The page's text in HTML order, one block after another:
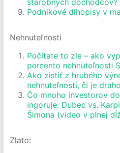
starobných dôchodcov?
Podnikové dlhopisy v
Nehnuteľnosti
Počítate to zle – ako
percento nehnuteľnosti
Ako zistiť z hrubého
nehnuteľnosti, či je
Čo mnoho investorov
ingoruje: Dubec vs.
Šimona (video v plnej
Zlato: